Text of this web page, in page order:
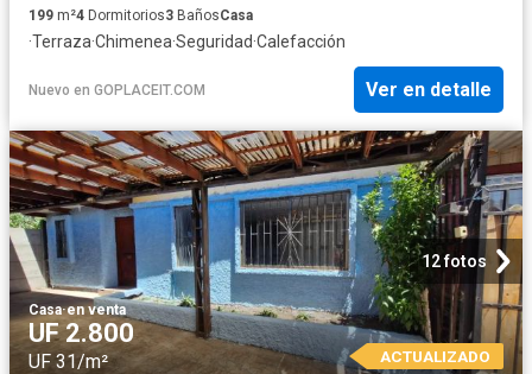
199 m²4 Dormitorios3 BañosCasa
·Terraza·Chimenea·Seguridad·Calefacción
Nuevo en GOPLACEIT.COM Ver en detalle
12 fotos
Casa·en venta
UF 2.800
UF 31/m² ACTUALIZADO